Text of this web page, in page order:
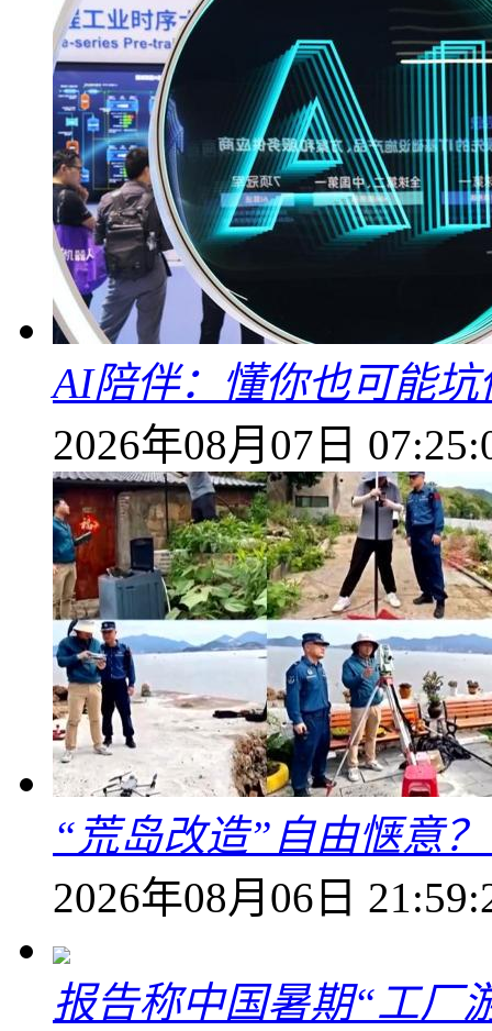
AI陪伴：懂你也可能坑
2026年08月07日
“荒岛改造”自由惬意
2026年08月06日
报告称中国暑期“工厂